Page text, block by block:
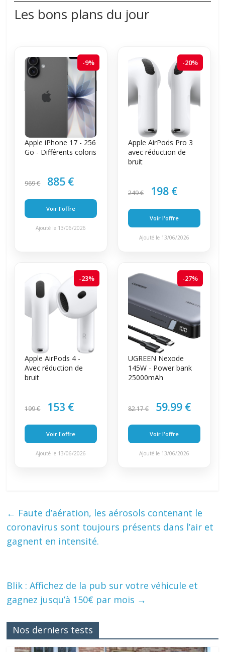
Les bons plans du jour
-9%
Apple iPhone 17 - 256
Go - Différents coloris
969 € 885 €
Voir l'offre
Ajouté le 13/06/2026
-20%
Apple AirPods Pro 3
avec réduction de
bruit
249 € 198 €
Voir l'offre
Ajouté le 13/06/2026
-23%
Apple AirPods 4 -
Avec réduction de
bruit
199 € 153 €
Voir l'offre
Ajouté le 13/06/2026
-27%
UGREEN Nexode
145W - Power bank
25000mAh
82.17 € 59.99 €
Voir l'offre
Ajouté le 13/06/2026
← Faute d’aération, les aérosols contenant le
coronavirus sont toujours présents dans l’air et
gagnent en intensité.
Blik : Affichez de la pub sur votre véhicule et
gagnez jusqu’à 150€ par mois →
Nos derniers tests